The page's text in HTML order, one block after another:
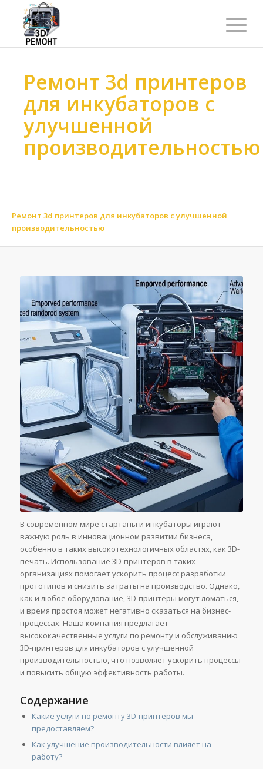
Ремонт 3d принтеров
для инкубаторов с
улучшенной
производительностью
Ремонт 3d принтеров для инкубаторов с улучшенной
производительностью
В современном мире стартапы и инкубаторы играют
важную роль в инновационном развитии бизнеса,
особенно в таких высокотехнологичных областях, как 3D-
печать. Использование 3D-принтеров в таких
организациях помогает ускорить процесс разработки
прототипов и снизить затраты на производство. Однако,
как и любое оборудование, 3D-принтеры могут ломаться,
и время простоя может негативно сказаться на бизнес-
процессах. Наша компания предлагает
высококачественные услуги по ремонту и обслуживанию
3D-принтеров для инкубаторов с улучшенной
производительностью, что позволяет ускорить процессы
и повысить общую эффективность работы.
Содержание
Какие услуги по ремонту 3D-принтеров мы
предоставляем?
Как улучшение производительности влияет на
работу?